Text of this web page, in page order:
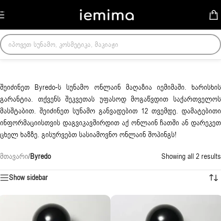
Skip to navigation
შეიძინეთ Byredo-ს სუნამო ონლაინ მაღაზია იემიმაში. ხარისხის
გარანტია. თქვენს შეკვეთას უფასოდ მოგაწვდით საქართველოს
მასშტაბით. შეიძინეთ სუნამო განვადებით 12 თვემდე. დამატებითი
ინფორმაციისთვის დაგვიკავშირდით აქ ონლაინ ჩათში ან დარეკეთ
ცხელ ხაზზე. გისურვებთ სასიამოვნო ონლაინ შოპინგს!
მთავარი/Byredo Showing all 2 results
Show sidebar